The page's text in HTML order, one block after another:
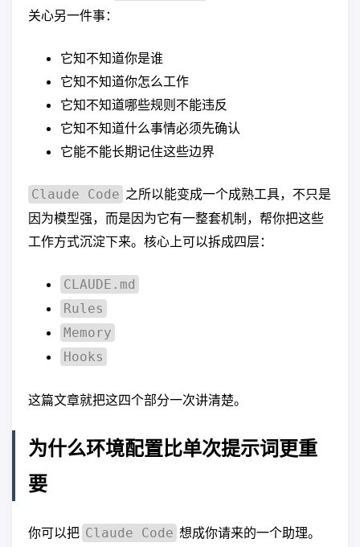
关心另一件事：
它知不知道你是谁
它知不知道你怎么工作
它知不知道哪些规则不能违反
它知不知道什么事情必须先确认
它能不能长期记住这些边界
Claude Code 之所以能变成一个成熟工具，不只是
因为模型强，而是因为它有一整套机制，帮你把这些
工作方式沉淀下来。核心上可以拆成四层：
CLAUDE.md
Rules
Memory
Hooks
这篇文章就把这四个部分一次讲清楚。
为什么环境配置比单次提示词更重
要
你可以把 Claude Code 想成你请来的一个助理。